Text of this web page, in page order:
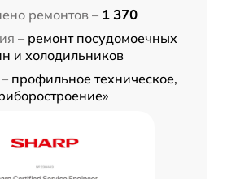
ремонтов – 1 370
– ремонт посудомоечных
и холодильников
профильное техническое,